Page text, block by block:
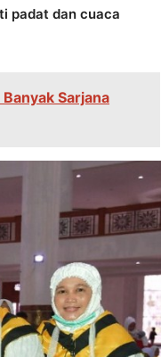
padat dan cuaca
Sarjana